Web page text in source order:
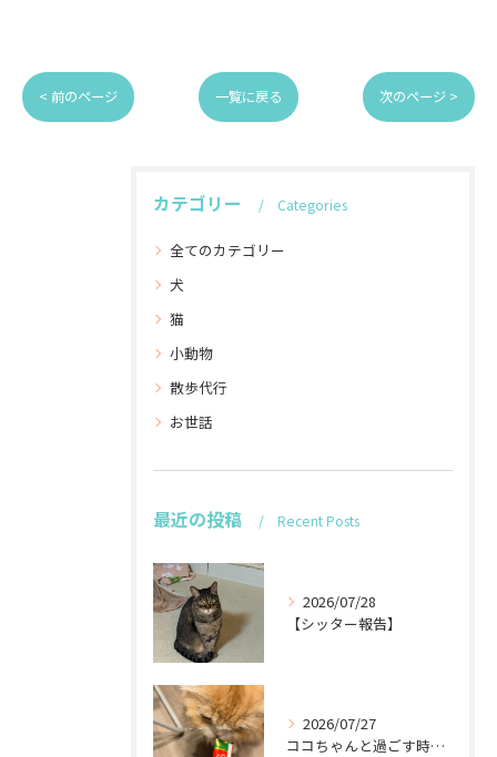
< 前のページ 一覧に戻る 次のページ >
カテゴリー Categories
全てのカテゴリー
犬
猫
小動物
散歩代行
お世話
最近の投稿 Recent Posts
2026/07/28
【シッター報告】
2026/07/27
ココちゃんと過ごす時間が待ち遠しい！🐾